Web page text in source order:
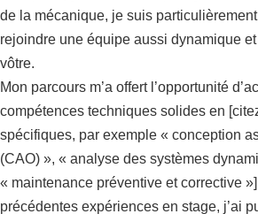
de la mécanique, je suis
rejoindre une équipe aussi dynamique
vôtre.
Mon parcours m’a offert l’opportunité
compétences techniques solides en
spécifiques, par exemple « conception
(CAO) », « analyse des systèmes
« maintenance préventive et corrective
précédentes expériences en stage, j’ai